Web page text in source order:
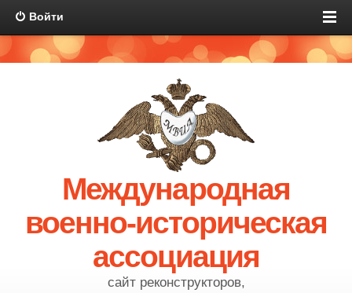
Войти
Международная
военно-историческая
ассоциация
сайт реконструкторов,